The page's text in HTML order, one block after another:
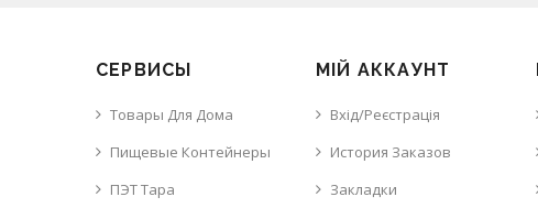
СЕРВИСЫ
Товары Для Дома
Пищевые Контейнеры
ПЭТ Тара
МІЙ АККАУНТ
Вхід/Реєстрація
История Заказов
Закладки